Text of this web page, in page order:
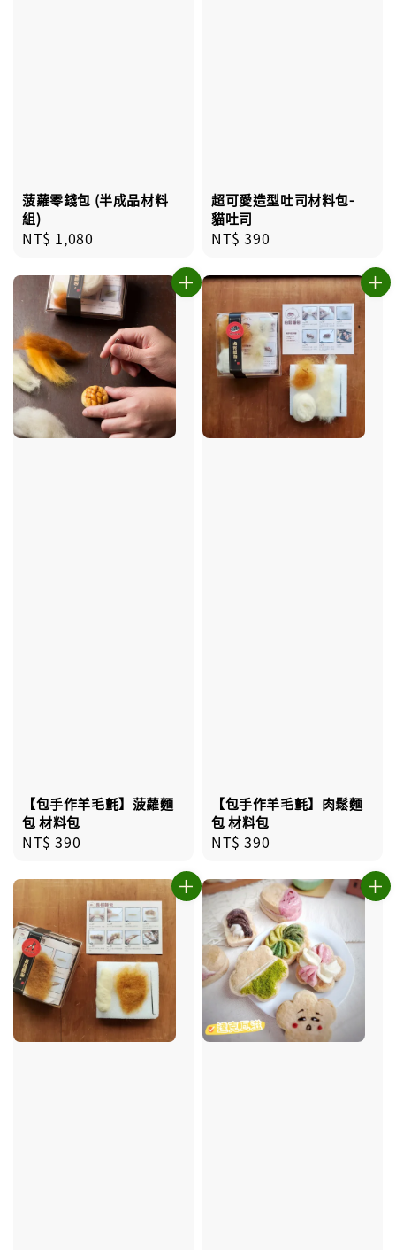
菠蘿零錢包 (半成品材料
組)
Regular
NT$ 1,080
超可愛造型吐司材料包-
貓吐司
Regular
NT$ 390
【包手作羊毛氈】菠蘿麵
包 材料包
Regular
NT$ 390
【包手作羊毛氈】肉鬆麵
包 材料包
Regular
NT$ 390